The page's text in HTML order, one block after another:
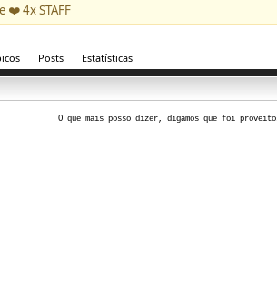
❤️ 4x STAFF
Posts Estatísticas
O que mais posso dizer, digamos que foi